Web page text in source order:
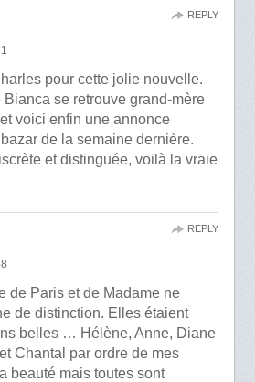
pour cette jolie nouvelle.
Bianca se retrouve grand-mère
voici enfin une annonce
de la semaine dernière.
et distinguée, voilà la vraie
REPLY
de Paris et de Madame ne
de distinction. Elles étaient
belles … Hélène, Anne, Diane
Chantal par ordre de mes
beauté mais toutes sont
REPLY